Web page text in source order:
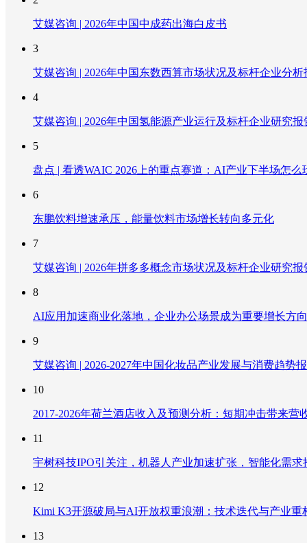
艾媒咨询 | 2026年中国中成药出海白皮书
3
艾媒咨询 | 2026年中国东数西算市场状况及标杆企业分析
4
艾媒咨询 | 2026年中国氢能源产业运行及标杆企业研究报
5
盘点 | 看透WAIC 2026上的重点赛道：AI产业下半场怎么
6
东鹏饮料增速承压，能量饮料市场增长转向多元化
7
艾媒咨询 | 2026年拼多多概念市场状况及标杆企业研究报
8
AI应用加速商业化落地，企业办公场景成为重要增长方向
9
艾媒咨询 | 2026-2027年中国化妆品产业发展与消费趋势
10
2017-2026年荷兰酒店收入及预测分析：短期冲击带来
11
宇树科技IPO引关注，机器人产业加速扩张，智能化需求
12
Kimi K3开源破局与AI开放权重浪潮：技术迭代与产业重
13